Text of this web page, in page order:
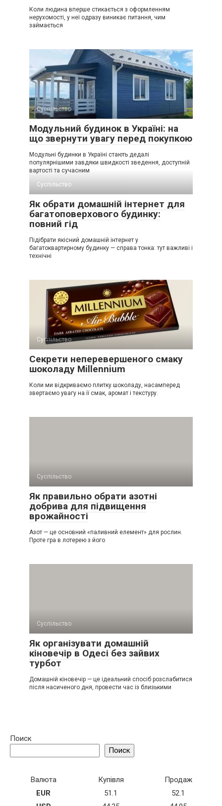
Коли людина вперше стикається з оформленням
нерухомості, у неї одразу виникає питання, чим
займається
Суспільство
Модульний будинок в Україні: на
що звернути увагу перед покупкою
Модульні будинки в Україні стають дедалі
популярнішими завдяки швидкості зведення, доступній
вартості та сучасним
Суспільство
Як обрати домашній інтернет для
багатоповерхового будинку:
повний гід
Підібрати якісний домашній інтернет у
багатоквартирному будинку — справа тонка: тут важливі і
технічні
Суспільство
Секрети неперевершеного смаку
шоколаду Millennium
Коли ми відкриваємо плитку шоколаду, насамперед
звертаємо увагу на її смак, аромат і текстуру.
Суспільство
Як правильно обрати азотні
добрива для підвищення
врожайності
Азот — це основний «паливний елемент» для рослин.
Проте гра в лотерею з його
Суспільство
Як організувати домашній
кіновечір в Одесі без зайвих
турбот
Домашній кіновечір — це ідеальний спосіб розслабитися
після насиченого дня, провести час із близькими
Поиск
Поиск
Валюта Купівля
Продаж
EUR
51.1
52.1